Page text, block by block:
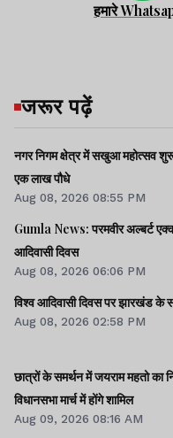
हमारे
जरूर पढ़ें
नगर निगम क्षेत्र में सखुआ महोत्सव
एक लाख पौधे
Aug 08, 2026 08:55 PM
Gumla News: परमवीर अल्बर्ट
आदिवासी दिवस
Aug 08, 2026 06:06 PM
विश्व आदिवासी दिवस पर झारखंड के
Aug 08, 2026 02:58 PM
छात्रों के समर्थन में जयराम महतो का
विधानसभा मार्च में होंगे शामिल
Aug 09, 2026 08:16 AM